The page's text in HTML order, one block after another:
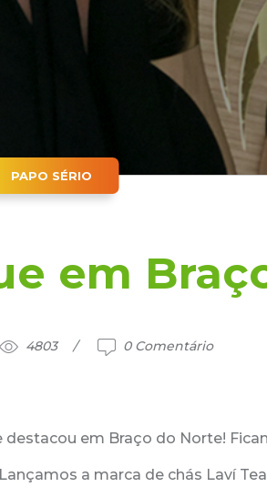
PAPO SÉRIO
em
4803 0 Comentário
destacou em Braço do Norte!
a marca de chás Laví